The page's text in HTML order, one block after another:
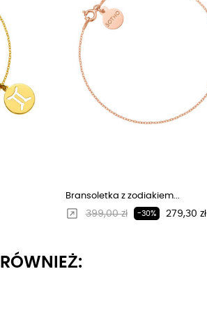
Bransoletka z zodiakiem...
Regularna cena
399,00 zł -30% Cena
279,30 zł